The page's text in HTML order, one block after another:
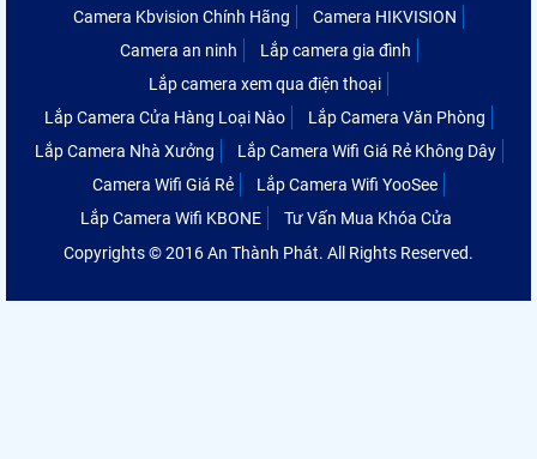
Camera Kbvision Chính Hãng
Camera HIKVISION
Camera an ninh
Lắp camera gia đình
Lắp camera xem qua điện thoại
Lắp Camera Cửa Hàng Loại Nào
Lắp Camera Văn Phòng
Lắp Camera Nhà Xưởng
Lắp Camera Wifi Giá Rẻ Không Dây
Camera Wifi Giá Rẻ
Lắp Camera Wifi YooSee
Lắp Camera Wifi KBONE
Tư Vấn Mua Khóa Cửa
Copyrights © 2016 An Thành Phát. All Rights Reserved.